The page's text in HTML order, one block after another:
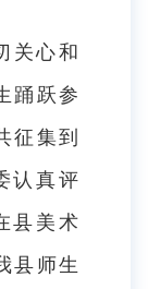
关心和
踊跃参
征集到
认真评
县美术
县师生